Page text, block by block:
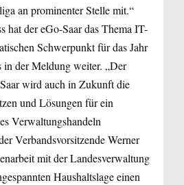
an prominenter Stelle mit.“
hat der eGo-Saar das Thema IT-
Schwerpunkt für das Jahr
in der Meldung weiter. „Der
wird auch in Zukunft die
und Lösungen für ein
Verwaltungshandeln
Verbandsvorsitzende Werner
mit der Landesverwaltung
Haushaltslage einen